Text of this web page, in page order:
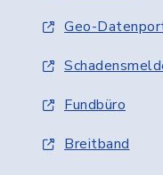
Geo-
Fundbüro
Breitband